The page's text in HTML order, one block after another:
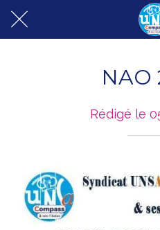
NAO
Rédigé le